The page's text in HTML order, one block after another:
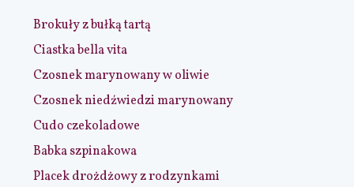
Brokuły z bułką tartą
Ciastka bella vita
Czosnek marynowany w oliwie
Czosnek niedźwiedzi marynowany
Cudo czekoladowe
Babka szpinakowa
Placek drożdżowy z rodzynkami